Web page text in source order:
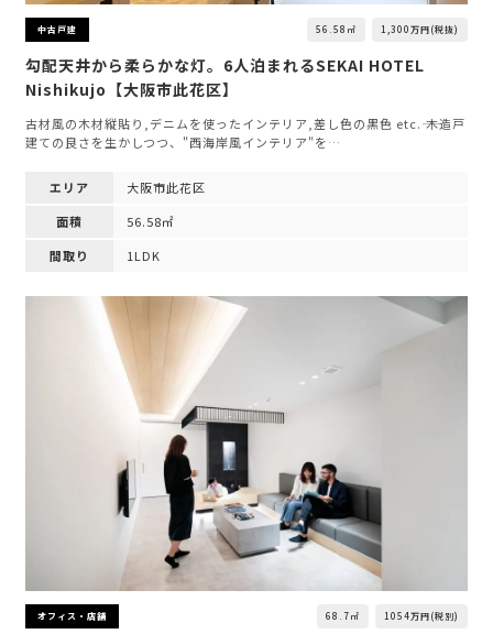
中古戸建 56.58㎡ 1,300万円(税抜)
勾配天井から柔らかな灯。6人泊まれるSEKAI HOTEL
Nishikujo【大阪市此花区】
古材風の木材縦貼り,デニムを使ったインテリア,差し色の黒色 etc.―― 木造戸
建ての良さを生かしつつ、"西海岸風インテリア"を…
エリア
大阪市此花区
面積
56.58㎡
間取り
1LDK
オフィス・店舗 68.7㎡ 1054万円(税別)